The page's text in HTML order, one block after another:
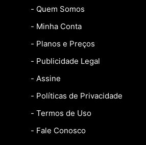
- Quem Somos
- Minha Conta
- Planos e Preços
- Publicidade Legal
- Assine
- Políticas de Privacidade
- Termos de Uso
- Fale Conosco